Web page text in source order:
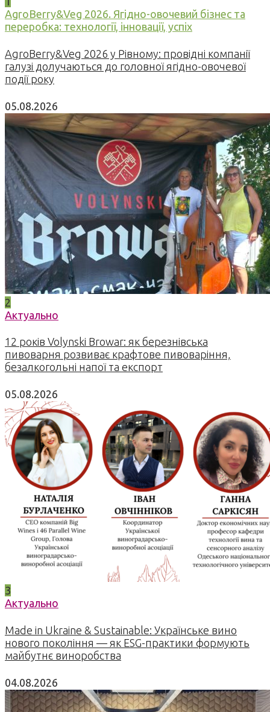
AgroBerry&Veg 2026. Ягідно-овочевий бізнес та
переробка: технології, інновації, успіх
AgroBerry&Veg 2026 у Рівному: провідні компанії
галузі долучаються до головної ягідно-овочевої
події року
05.08.2026
2
Актуально
12 років Volynski Browar: як березнівська
пивоварня розвиває крафтове пивоваріння,
безалкогольні напої та експорт
05.08.2026
3
Актуально
Made in Ukraine & Sustainable: Українське вино
нового покоління — як ESG-практики формують
майбутнє виноробства
04.08.2026